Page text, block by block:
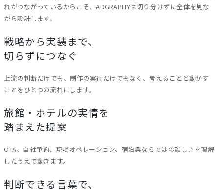
れがつながっているからこそ、ADGRAPHYは切り分けずに全体を見な
がら設計します。
戦略から実装まで、
切らずにつなぐ
上流の判断だけでも、制作の実行だけでもなく、考えることと動かす
ことをひとつの流れにします。
旅館・ホテルの実情を
踏まえた提案
OTA、自社予約、現場オペレーション。宿泊業ならではの難しさを理解
したうえで動きます。
判断できる言葉で、